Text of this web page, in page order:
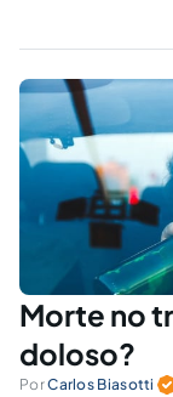
Morte no
doloso?
PorCarlos Biasotti